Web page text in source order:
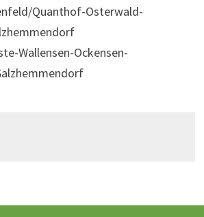
Quanthof-Osterwald-
Wallensen-Ockensen-